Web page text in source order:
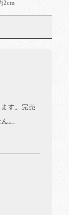
2cm
す。完売
。